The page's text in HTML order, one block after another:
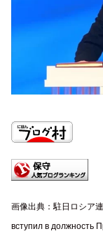
画像出典：駐日ロシア
вступил в должность